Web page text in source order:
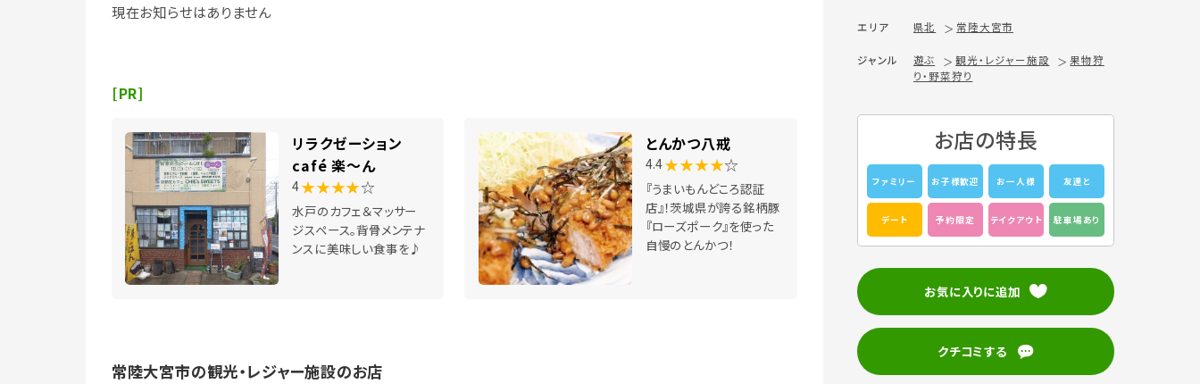
現在お知らせはありません
[PR]
リラクゼーション
café 楽～ん
4★★★★☆
水戸のカフェ＆マッサー
ジスペース。背骨メンテナ
ンスに美味しい食事を♪
とんかつ八戒
4.4★★★★☆
『うまいもんどころ認証
店』！茨城県が誇る銘柄豚
『ローズポーク』を使った
自慢のとんかつ！
常陸大宮市の観光・レジャー施設のお店
エリア 県北 常陸大宮市
ジャンル 遊ぶ 観光・レジャー施設
果物狩
り・野菜狩り
お店の特長
ファミリー お子様歓迎 お一人様 友達と
デート 予約限定 テイクアウト 駐車場あり
お気に入りに追加
クチコミする